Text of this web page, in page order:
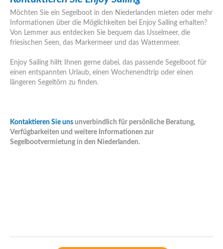
Möchten Sie ein Segelboot in den Niederlanden mieten oder mehr
Informationen über die Möglichkeiten bei Enjoy Sailing erhalten?
Von Lemmer aus entdecken Sie bequem das IJsselmeer, die
friesischen Seen, das Markermeer und das Wattenmeer.
Enjoy Sailing hilft Ihnen gerne dabei, das passende Segelboot für
einen entspannten Urlaub, einen Wochenendtrip oder einen
längeren Segeltörn zu finden.
Kontaktieren Sie uns unverbindlich für persönliche Beratung,
Verfügbarkeiten und weitere Informationen zur
Segelbootvermietung in den Niederlanden.